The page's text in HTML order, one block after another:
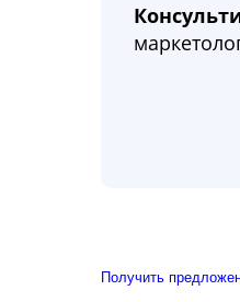
Получить